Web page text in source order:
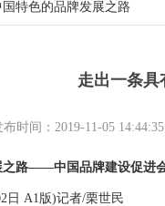
特色的品牌发展之路
走出一条具
布时间：2019-11-05
之路——中国品牌建设促进
日 A1版)记者/栗世民